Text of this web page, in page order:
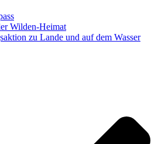
Wilden-Heimat
zu Lande und auf dem Wasser